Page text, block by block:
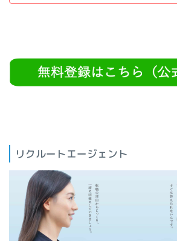
リクルートエージェント